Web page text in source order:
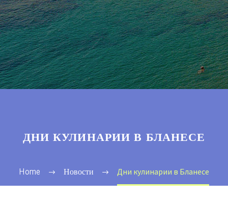
ДНИ КУЛИНАРИИ В БЛАНЕСЕ
Home Новости Дни кулинарии в Бланесе